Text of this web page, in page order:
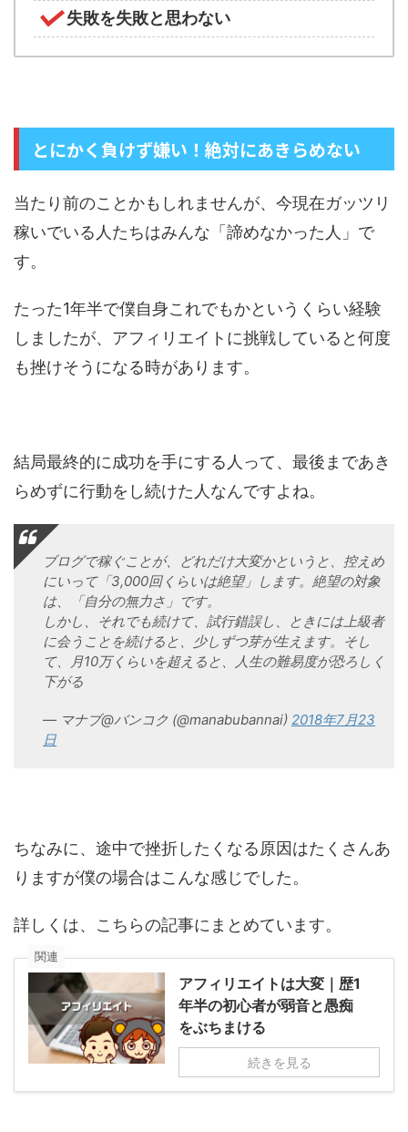
失敗を失敗と思わない
とにかく負けず嫌い！絶対にあきらめない
当たり前のことかもしれませんが、今現在ガッツリ
稼いでいる人たちはみんな「諦めなかった人」で
す。
たった1年半で僕自身これでもかというくらい経験
しましたが、アフィリエイトに挑戦していると何度
も挫けそうになる時があります。
結局最終的に成功を手にする人って、最後まであき
らめずに行動をし続けた人なんですよね。
ブログで稼ぐことが、どれだけ大変かというと、控えめ
にいって「3,000回くらいは絶望」します。絶望の対象
は、「自分の無力さ」です。
しかし、それでも続けて、試行錯誤し、ときには上級者
に会うことを続けると、少しずつ芽が生えます。そし
て、月10万くらいを超えると、人生の難易度が恐ろしく
下がる
— マナブ@バンコク (@manabubannai) 2018年7月23
日
ちなみに、途中で挫折したくなる原因はたくさんあ
りますが僕の場合はこんな感じでした。
詳しくは、こちらの記事にまとめています。
関連
アフィリエイトは大変｜歴1
年半の初心者が弱音と愚痴
をぶちまける
続きを見る